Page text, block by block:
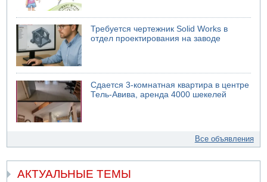
Требуется чертежник Solid Works в
отдел проектирования на заводе
Сдается 3-комнатная квартира в центре
Тель-Авива, аренда 4000 шекелей
Все объявления
АКТУАЛЬНЫЕ ТЕМЫ